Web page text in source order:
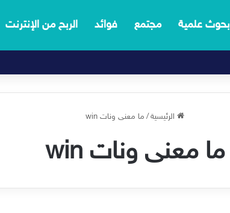
بحوث علمية مجتمع فوائد الربح من الإنترنت
الرئيسية/ ما معنى ونات win
ما معنى ونات win